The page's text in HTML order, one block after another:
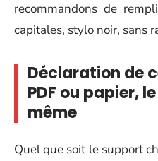
recommandons de
capitales, stylo noir, sans
Déclaration de
PDF ou papier,
même
Quel que soit le support